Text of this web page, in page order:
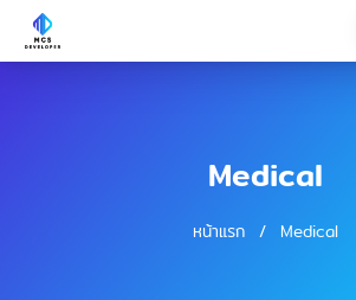
Medical
หน้าแรก/ Medical